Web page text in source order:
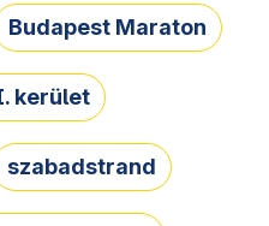
Budapest Maraton
kerület
szabadstrand